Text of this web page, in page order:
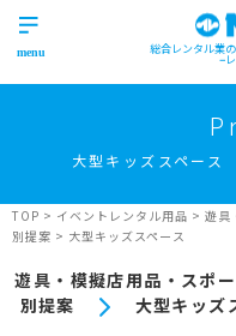
総合レンタル業
イベント
Product
イベント
Works
事業紹介
検索カテゴリ
実績
商品
キーワード検索
大型キッズス
TOP > イベントレンタル用品 > 遊具
別提案 > 大型キッズスペース
遊具・模擬店用品・スポ
別提案
大型キ